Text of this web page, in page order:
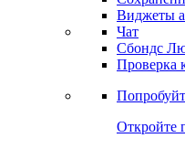
Виджеты
Чат
Сбондс
Проверка
Откройте